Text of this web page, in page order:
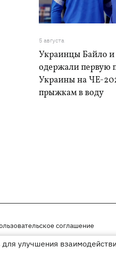
5 августа
Украинцы Байло и
одержали первую
Украины на ЧЕ-
прыжкам в воду
соглашение
«PR» и «Факт» размещены на правах
улучшения